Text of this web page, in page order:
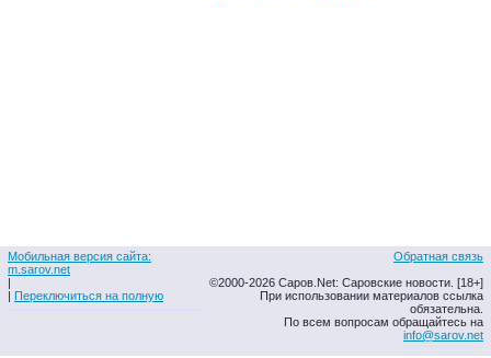
Мобильная версия сайта:
m.sarov.net
|
| Переключиться на полную
Обратная связь
©2000-2026 Саров.Net: Саровские новости. [18+]
При использовании материалов ссылка
обязательна.
По всем вопросам обращайтесь на
info@sarov.net